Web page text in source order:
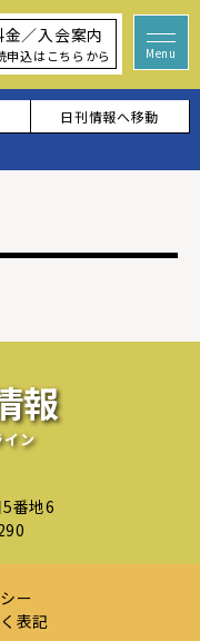
金／入会案内
申込はこちらから
日刊情報へ移動
報
イン
番地6
ー
表記